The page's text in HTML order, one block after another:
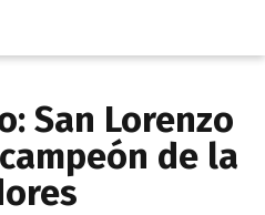
San Lorenzo
de la